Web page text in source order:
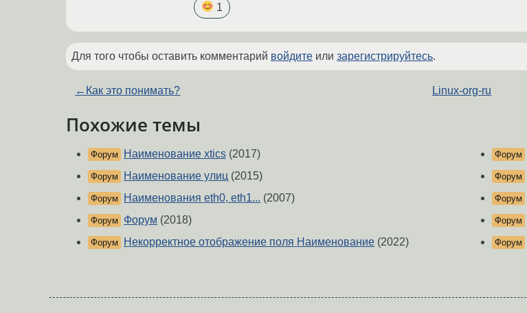
1
Для того чтобы оставить комментарий войдите или зарегистрируйтесь.
← Как это понимать? Linux-org-ru
Похожие темы
Форум Наименование xtics (2017)
Форум Наименование улиц (2015)
Форум Наименования eth0, eth1... (2007)
Форум Форум (2018)
Форум Некорректное отображение поля Наименование (2022)
Форум
Форум
Форум
Форум
Форум